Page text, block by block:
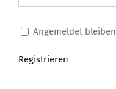
Angemeldet bleiben
Registrieren